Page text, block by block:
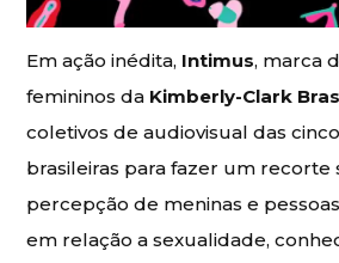
Em ação inédita, Intimus, marca
femininos da Kimberly-Clark
coletivos de audiovisual das
brasileiras para fazer um recorte
percepção de meninas e
em relação a sexualidade,